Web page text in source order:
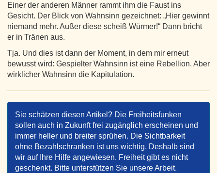
Einer der anderen Männer rammt ihm die Faust ins
Gesicht. Der Blick von Wahnsinn gezeichnet: „Hier gewinnt
niemand mehr. Außer diese scheiß Würmer!“ Dann bricht
er in Tränen aus.
Tja. Und dies ist dann der Moment, in dem mir erneut
bewusst wird: Gespielter Wahnsinn ist eine Rebellion. Aber
wirklicher Wahnsinn die Kapitulation.
Sie schätzen diesen Artikel? Die Freiheitsfunken
sollen auch in Zukunft frei zugänglich erscheinen und
immer heller und breiter sprühen. Die Sichtbarkeit
ohne Bezahlschranken ist uns wichtig. Deshalb sind
wir auf Ihre Hilfe angewiesen. Freiheit gibt es nicht
geschenkt. Bitte unterstützen Sie unsere Arbeit.